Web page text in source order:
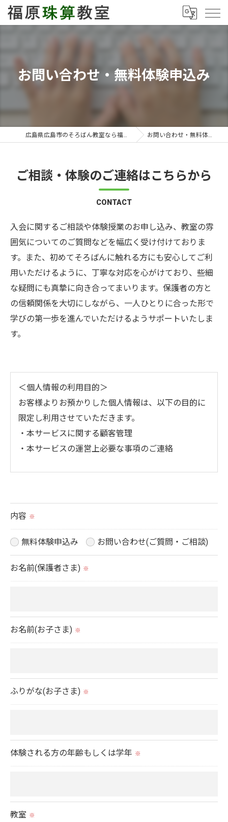
お問い合わせ・無料体験申込み
広島県広島市のそろばん教室なら福原珠算教室 お問い合わせ・無料体験申込み
ご相談・体験のご連絡はこちらから
CONTACT
入会に関するご相談や体験授業のお申し込み、教室の雰
囲気についてのご質問などを幅広く受け付けておりま
す。また、初めてそろばんに触れる方にも安心してご利
用いただけるように、丁寧な対応を心がけており、些細
な疑問にも真摯に向き合ってまいります。保護者の方と
の信頼関係を大切にしながら、一人ひとりに合った形で
学びの第一歩を進んでいただけるようサポートいたしま
す。
＜個人情報の利用目的＞
お客様よりお預かりした個人情報は、以下の目的に
限定し利用させていただきます。
・本サービスに関する顧客管理
・本サービスの運営上必要な事項のご連絡
られた場合を除き、
ません。
＜個人情報の委託について＞
これらの委託先に対しては個人情報保護契約等の措
置をとり、適切な監督を行います。
当社では、個人情報の漏洩等がなされないよう、適
切に安全管理対策を実施します。
必要な情報を頂けない場合は、それに対応した当社
のサービスをご提供できない場合がございますので
予めご了承ください。
＜個人情報の開示･訂正・削除･利用停止の手続につ
いて＞
内容 ※
無料体験申込み お問い合わせ(ご質問・ご相談)
お名前(保護者さま) ※
お名前(お子さま) ※
ふりがな(お子さま) ※
体験される方の年齢もしくは学年 ※
教室 ※